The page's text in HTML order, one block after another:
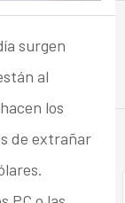
surgen
al
los
de extrañar